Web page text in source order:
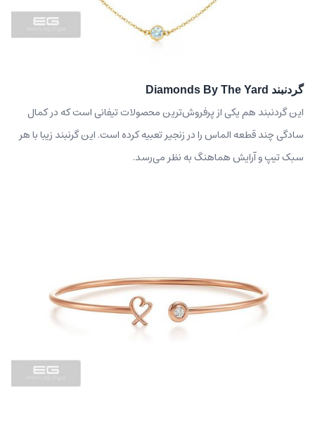
گردنبند Diamonds By The Yard
این گردنبند هم یکی از پرفروش‌ترین محصولات تیفانی است که در کمال
سادگی چند قطعه الماس را در زنجیر تعبیه کرده است. این گرنبند زیبا با هر
سبک تیپ و آرایش هماهنگ به نظر می‌رسد.